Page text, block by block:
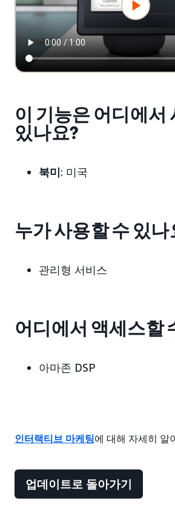
이 기능은 어디에서
있나요?
북미: 미국
누가 사용할 수 있나
관리형 서비스
어디에서 액세스할
아마존 DSP
인터랙티브 마케팅에 대해 자세히 알
업데이트로 돌아가기